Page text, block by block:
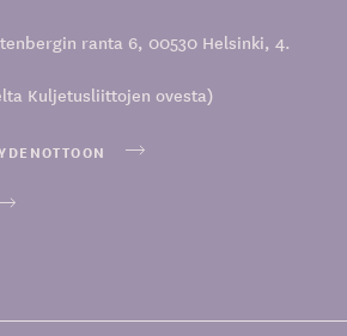
ranta 6, 00530 Helsinki, 4.
Kuljetusliittojen ovesta)